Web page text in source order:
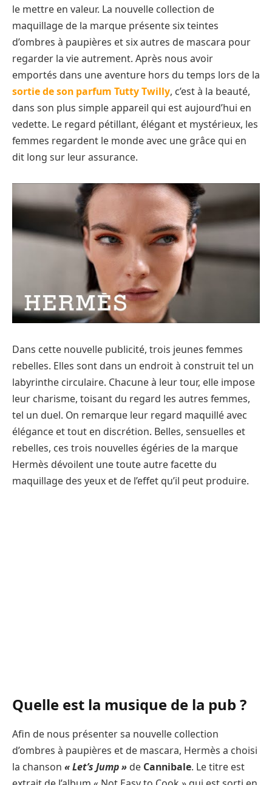
le mettre en valeur. La nouvelle collection de
maquillage de la marque présente six teintes
d’ombres à paupières et six autres de mascara pour
regarder la vie autrement. Après nous avoir
emportés dans une aventure hors du temps lors de la
sortie de son parfum Tutty Twilly, c’est à la beauté,
dans son plus simple appareil qui est aujourd’hui en
vedette. Le regard pétillant, élégant et mystérieux, les
femmes regardent le monde avec une grâce qui en
dit long sur leur assurance.
Dans cette nouvelle publicité, trois jeunes femmes
rebelles. Elles sont dans un endroit à construit tel un
labyrinthe circulaire. Chacune à leur tour, elle impose
leur charisme, toisant du regard les autres femmes,
tel un duel. On remarque leur regard maquillé avec
élégance et tout en discrétion. Belles, sensuelles et
rebelles, ces trois nouvelles égéries de la marque
Hermès dévoilent une toute autre facette du
maquillage des yeux et de l’effet qu’il peut produire.
Quelle est la musique de la pub ?
Afin de nous présenter sa nouvelle collection
d’ombres à paupières et de mascara, Hermès a choisi
la chanson « Let’s Jump » de Cannibale. Le titre est